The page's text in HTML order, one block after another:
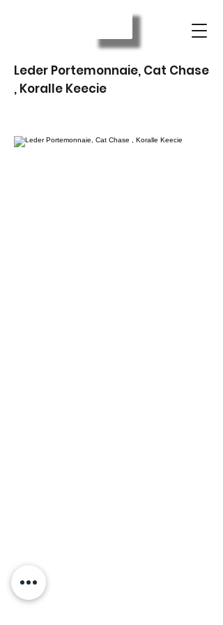
Leder Portemonnaie, Cat Chase
, Koralle Keecie